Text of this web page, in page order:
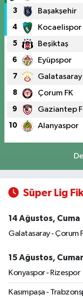
3 Başakşehir
4 Kocaelispor
5 Beşiktaş
6 Eyüpspor
7 Galatasaray
8 Çorum FK
9 Gaziantep
10 Alanyaspor
Süper Lig
14 Ağustos, Cuma
Galatasaray - Çorum
15 Ağustos,
Konyaspor - Rizespor
Kasımpaşa -